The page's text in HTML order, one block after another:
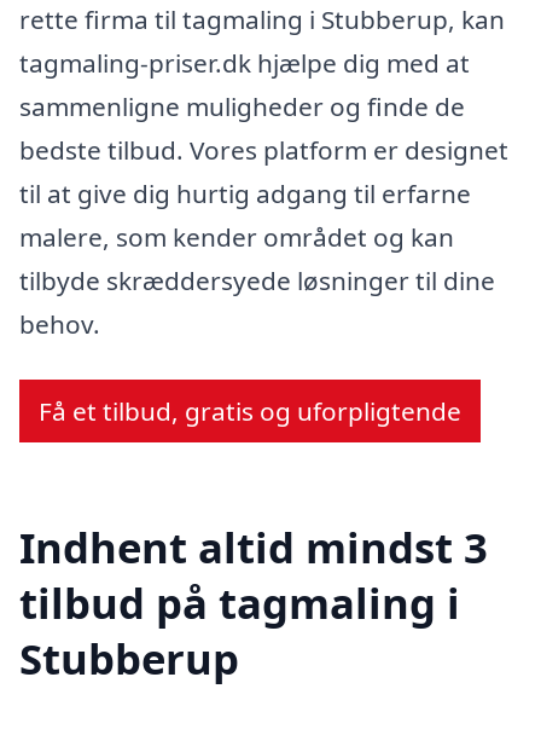
rette firma til tagmaling i Stubberup, kan
tagmaling-priser.dk hjælpe dig med at
sammenligne muligheder og finde de
bedste tilbud. Vores platform er designet
til at give dig hurtig adgang til erfarne
malere, som kender området og kan
tilbyde skræddersyede løsninger til dine
behov.
Få et tilbud, gratis og uforpligtende
Indhent altid mindst 3
tilbud på tagmaling i
Stubberup